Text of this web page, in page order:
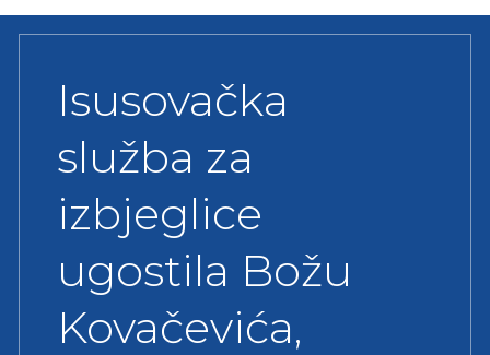
Isusovačka
služba za
izbjeglice
ugostila Božu
Kovačevića,